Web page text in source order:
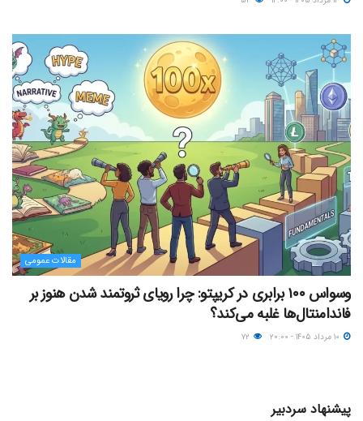
مقالات عمومی
وسواس ۱۰۰ برابری در کریپتو: چرا رویای ثروتمند شدن هنوز بر
فاندامنتال‌ها غلبه می‌کند؟
پیشنهاد سردبیر